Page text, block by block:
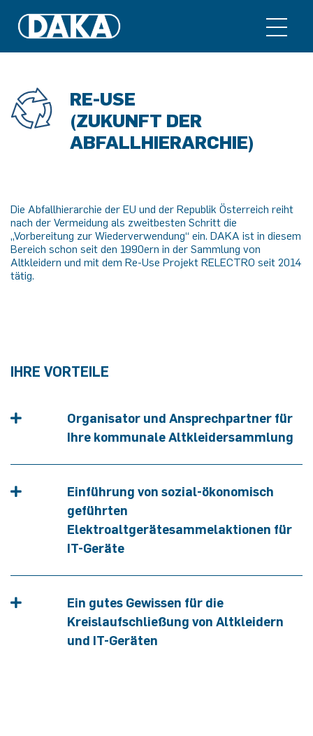
RE-USE
(ZUKUNFT DER
ABFALLHIERARCHIE)
Die Abfallhierarchie der EU und der Republik Österreich reiht
nach der Vermeidung als zweitbesten Schritt die
„Vorbereitung zur Wiederverwendung“ ein. DAKA ist in diesem
Bereich schon seit den 1990ern in der Sammlung von
Altkleidern und mit dem Re-Use Projekt RELECTRO seit 2014
tätig.
IHRE VORTEILE
Organisator und Ansprechpartner für
Ihre kommunale Altkleidersammlung
Einführung von sozial-ökonomisch
geführten
Elektroaltgerätesammelaktionen für
IT-Geräte
Ein gutes Gewissen für die
Kreislaufschließung von Altkleidern
und IT-Geräten